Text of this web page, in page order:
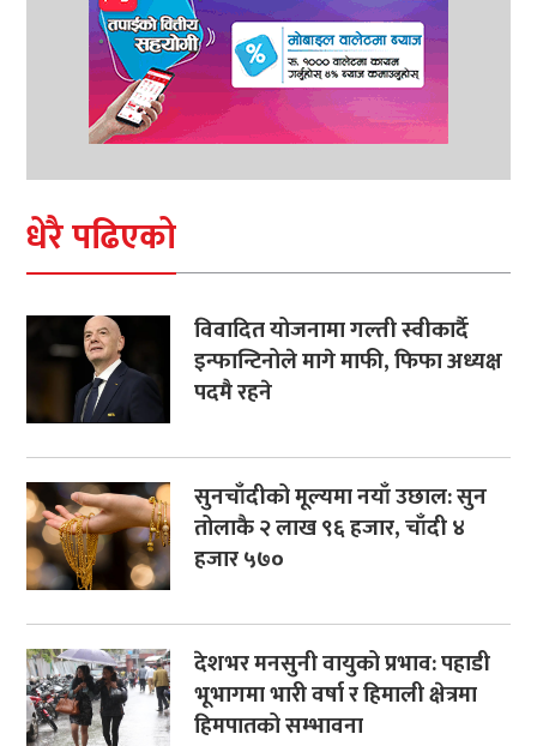
धेरै पढिएको
विवादित योजनामा गल्ती स्वीकार्दै
इन्फान्टिनोले मागे माफी, फिफा अध्यक्ष
पदमै रहने
सुनचाँदीको मूल्यमा नयाँ उछाल: सुन
तोलाकै २ लाख ९६ हजार, चाँदी ४
हजार ५७०
देशभर मनसुनी वायुको प्रभाव: पहाडी
भूभागमा भारी वर्षा र हिमाली क्षेत्रमा
हिमपातको सम्भावना